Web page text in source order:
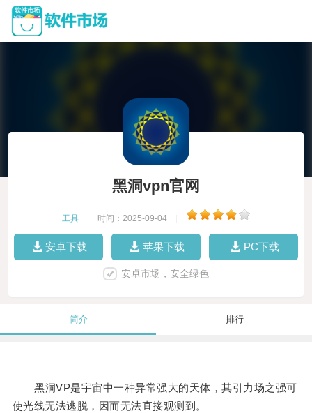
黑洞vpn官网
工具 时间：2025-09-04
安卓下载 苹果下载 PC下载
安卓市场，安全绿色
简介 排行
黑洞VP是宇宙中一种异常强大的天体，其引力场之强可
使光线无法逃脱，因而无法直接观测到。